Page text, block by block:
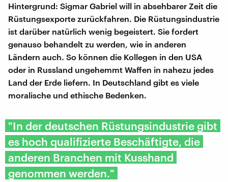
Hintergrund: Sigmar Gabriel will in absehbarer Zeit die
Rüstungsexporte zurückfahren. Die Rüstungsindustrie
ist darüber natürlich wenig begeistert. Sie fordert
genauso behandelt zu werden, wie in anderen
Ländern auch. So können die Kollegen in den USA
oder in Russland ungehemmt Waffen in nahezu jedes
Land der Erde liefern. In Deutschland gibt es viele
moralische und ethische Bedenken.
"In der deutschen Rüstungsindustrie gibt
es hoch qualifizierte Beschäftigte, die
anderen Branchen mit Kusshand
genommen werden."